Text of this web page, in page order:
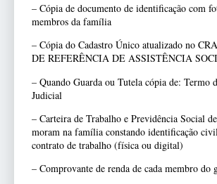
– Cópia de documento de identificação com
membros da família
– Cópia do Cadastro Único atualizado no
DE REFERÊNCIA DE ASSISTÊNCIA
– Quando Guarda ou Tutela cópia de: Termo
Judicial
– Carteira de Trabalho e Previdência Social
moram na família constando identificação
contrato de trabalho (física ou digital)
– Comprovante de renda de cada membro